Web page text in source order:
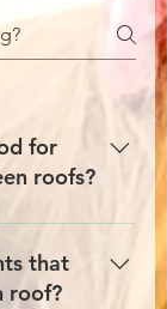
for
roofs?
for
producing
great
that
roof?